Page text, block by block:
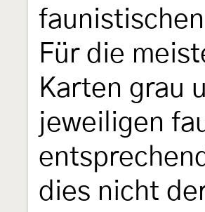
Für die
Karten grau
jeweiligen
dies nicht